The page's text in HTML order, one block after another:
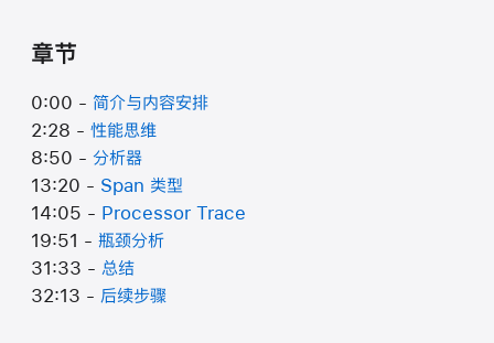
章节
0:00 - 简介与内容安排
2:28 - 性能思维
8:50 - 分析器
13:20 - Span 类型
14:05 - Processor Trace
19:51 - 瓶颈分析
31:33 - 总结
32:13 - 后续步骤